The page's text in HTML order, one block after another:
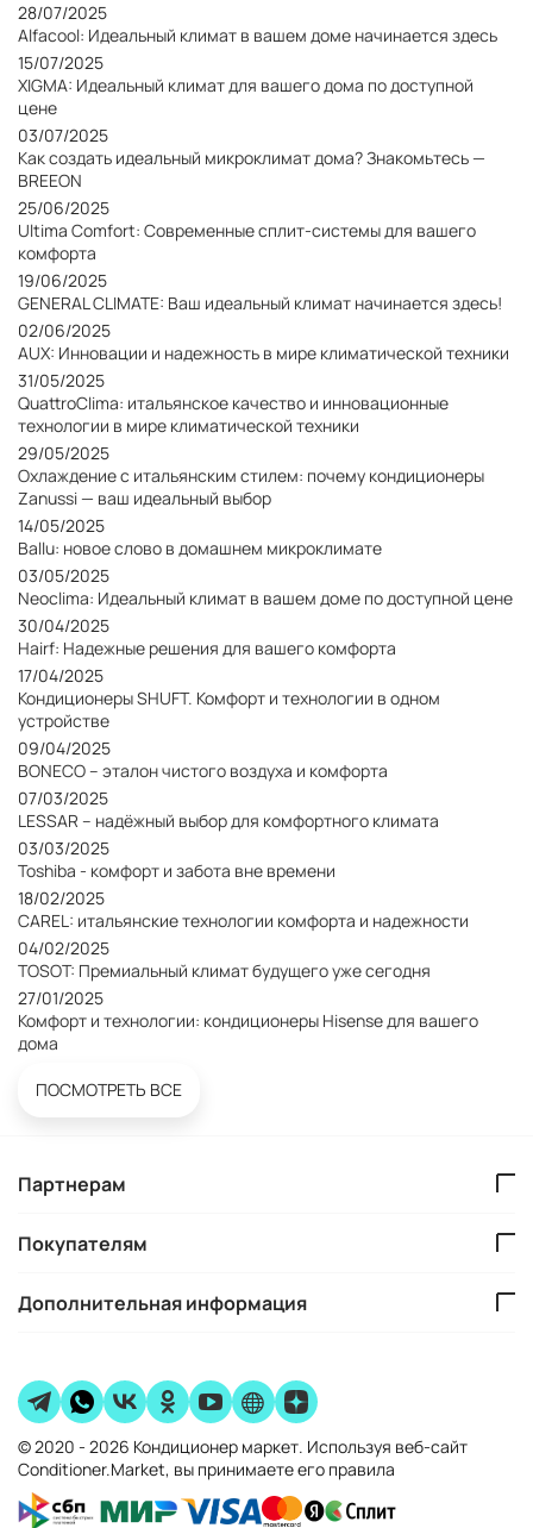
28/07/2025
Alfacool: Идеальный климат в вашем доме начинается здесь
15/07/2025
XIGMA: Идеальный климат для вашего дома по доступной
цене
03/07/2025
Как создать идеальный микроклимат дома? Знакомьтесь —
BREEON
25/06/2025
Ultima Comfort: Современные сплит-системы для вашего
комфорта
19/06/2025
GENERAL CLIMATE: Ваш идеальный климат начинается здесь!
02/06/2025
AUX: Инновации и надежность в мире климатической техники
31/05/2025
QuattroClima: итальянское качество и инновационные
технологии в мире климатической техники
29/05/2025
Охлаждение с итальянским стилем: почему кондиционеры
Zanussi — ваш идеальный выбор
14/05/2025
Ballu: новое слово в домашнем микроклимате
03/05/2025
Neoclima: Идеальный климат в вашем доме по доступной цене
30/04/2025
Hairf: Надежные решения для вашего комфорта
17/04/2025
Кондиционеры SHUFT. Комфорт и технологии в одном
устройстве
09/04/2025
BONECO – эталон чистого воздуха и комфорта
07/03/2025
LESSAR – надёжный выбор для комфортного климата
03/03/2025
Toshiba - комфорт и забота вне времени
18/02/2025
CAREL: итальянские технологии комфорта и надежности
04/02/2025
TOSOT: Премиальный климат будущего уже сегодня
27/01/2025
Комфорт и технологии: кондиционеры Hisense для вашего
дома
ПОСМОТРЕТЬ ВСЕ
Партнерам
Покупателям
Дополнительная информация
© 2020 - 2026 Кондиционер маркет. Используя веб-сайт
Conditioner.Market, вы принимаете его правила